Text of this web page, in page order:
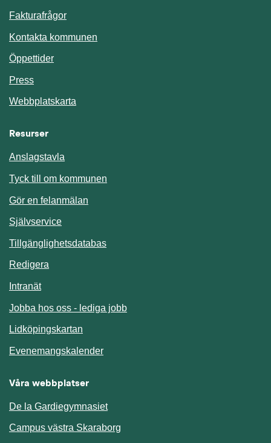
Fakturafrågor
Kontakta kommunen
Öppettider
Press
Webbplatskarta
Resurser
Anslagstavla
Tyck till om kommunen
Gör en felanmälan
SjälvserviceLänk till annan webbplats.
TillgänglighetsdatabasLänk till annan webbplats.
Redigera
IntranätLänk till annan webbplats.
Jobba hos oss - lediga jobb
Lidköpingskartan
EvenemangskalenderLänk till annan webbplats.
Våra webbplatser
De la Gardiegymnasiet
Campus västra Skaraborg